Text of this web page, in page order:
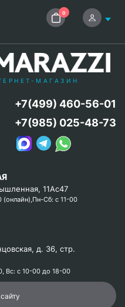
0
МАГАЗИН
11Ас47
Сб: с 11-00
д. 36, стр.
Вс: с 10-00 до 18-00
+7(499) 460-56-01
+7(985) 025-48-73